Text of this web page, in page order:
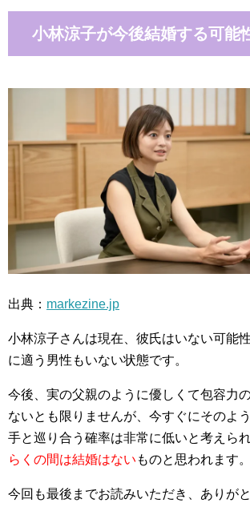
小林涼子が今後結婚する可能
出典： markezine.jp
小林涼子さんは現在、彼氏はいない可能
に適う男性もいない状態です。
今後、実の父親のように優しくて包容力
ないとも限りませんが、今すぐにそのよ
手と巡り合う確率は非常に低いと考えられ
らくの間は結婚はない ものと思われます。
今回も最後までお読みいただき、ありが